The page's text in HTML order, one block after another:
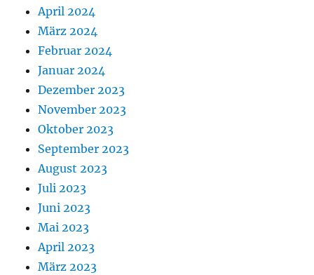
April 2024
März 2024
Februar 2024
Januar 2024
Dezember 2023
November 2023
Oktober 2023
September 2023
August 2023
Juli 2023
Juni 2023
Mai 2023
April 2023
März 2023